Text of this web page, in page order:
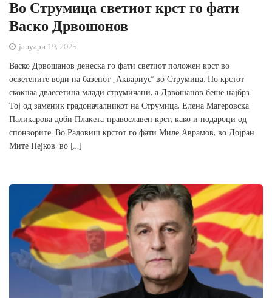
Во Струмица светиот крст го фати
Васко Дрвошонов
јануари 19, 2025
Васко Дрвошанов денеска го фати светиот положен крст во
осветените води на базенот „Аквариус“ во Струмица. По крстот
скокнаа дваесетина млади струмичани, а Дрвошанов беше најбрз.
Тој од заменик градоначалникот на Струмица, Елена Магеровска
Паликарова доби Плакета-православен крст, како и подароци од
спонзорите. Во Радовиш крстот го фати Миле Аврамов, во Дојран
Мите Пејков, во […]